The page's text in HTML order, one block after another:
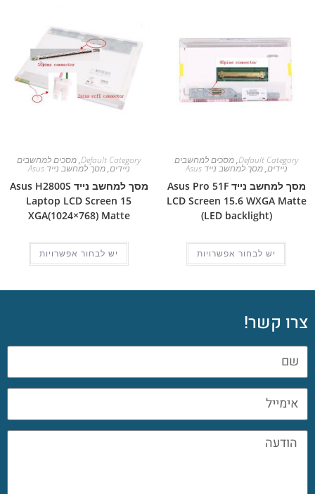
Default Category
,מסכים למחשבים
ניידים,מסך למחשב נייד Asus
מסך למחשב נייד Asus Pro 51F
LCD Screen 15.6 WXGA Matte
(LED backlight)
יש לבחור אפשרויות
Default Category
,מסכים למחשבים
ניידים,מסך למחשב נייד Asus
מסך למחשב נייד Asus H2800S
Laptop LCD Screen 15
XGA(1024×768) Matte
יש לבחור אפשרויות
צרו קשר!